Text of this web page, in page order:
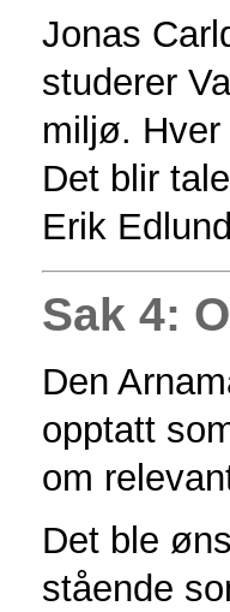
Jonas
studerer
miljø.
Det blir
Erik
Sak 4:
Den
opptatt
om
Det ble
stående